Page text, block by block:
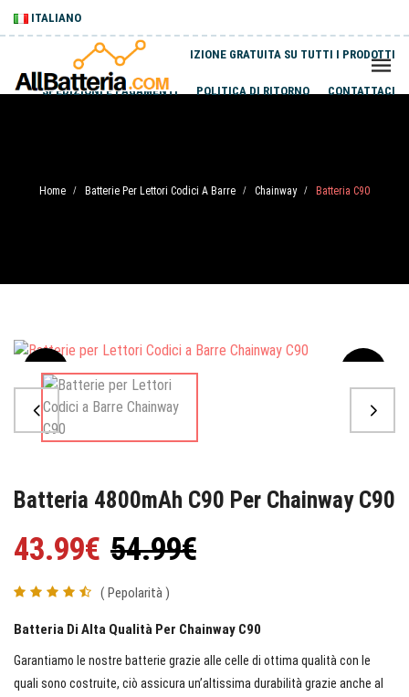
ITALIANO
SPEDIZIONE GRATUITA SU TUTTI I PRODOTTI
SPEDIZIONI E PAGAMENTI POLITICA DI RITORNO CONTATTACI
Home / Batterie Per Lettori Codici A Barre / Chainway / Batteria C90
Sale
Batteria 4800mAh C90 Per Chainway C90
43.99€ 54.99€
( Pepolarità )
Batteria Di Alta Qualità Per Chainway C90
Garantiamo le nostre batterie grazie alle celle di ottima qualità con le
quali sono costruite, ciò assicura un’altissima durabilità grazie anche al